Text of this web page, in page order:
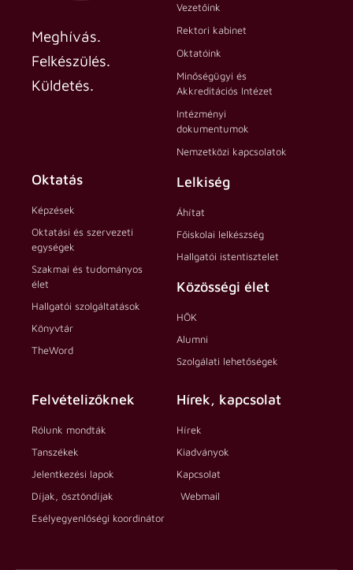
Meghívás.
Felkészülés.
Küldetés.
Vezetőink
Rektori kabinet
Oktatóink
Minőségügyi és
Akkreditációs Intézet
Intézményi
dokumentumok
Nemzetközi kapcsolatok
Oktatás
Képzések
Oktatási és szervezeti
egységek
Szakmai és tudományos
élet
Hallgatói szolgáltatások
Könyvtár
TheWord
Lelkiség
Áhítat
Főiskolai lelkészség
Hallgatói istentisztelet
Közösségi élet
HÖK
Alumni
Szolgálati lehetőségek
Felvételizőknek
Rólunk mondták
Tanszékek
Jelentkezési lapok
Díjak, ösztöndíjak
Esélyegyenlőségi koordinátor
Hírek, kapcsolat
Hírek
Kiadványok
Kapcsolat
Webmail